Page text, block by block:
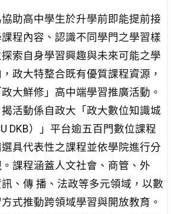
助高中學生於升學前即能提前接
程內容、認識不同學門之學習樣
索自身學習興趣與未來可能之學
政大特整合既有優質課程資源，
大鮮修」高中端學習推廣活動。
活動係自政大「政大數位知識城
DKB）」平台逾五百門數位課程
具代表性之課程並依學院進行分
課程涵蓋人文社會、商管、外
、傳 播、法政等多元領域，以數
式推動跨領域學習與開放教育。